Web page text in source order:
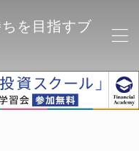
を目指すブ